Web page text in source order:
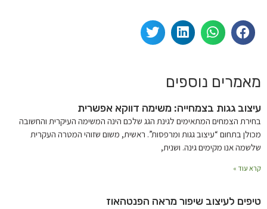
מאמרים נוספים
עיצוב גגות בצמחייה: משימה דווקא אפשרית
בחירת הצמחים המתאימים לגינת הגג שלכם הינה המשימה העיקרית והחשובה
מכולן בתחום “עיצוב גגות ומרפסות”. ראשית, משום שזוהי המטרה העקרית
שלשמה אנו מקימים גינה. ושנית,
קרא עוד »
טיפים לעיצוב שיפור מראה הפנטהאוז